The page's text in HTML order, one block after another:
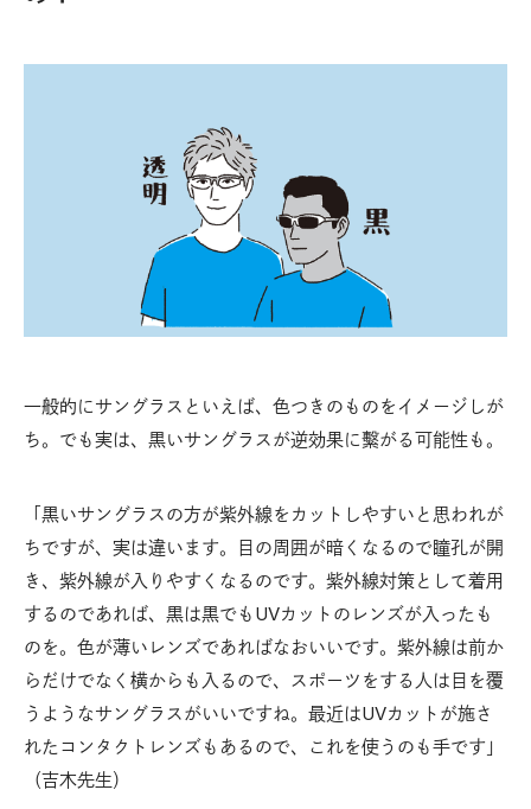
一般的にサングラスといえば、色つきのものをイメージしが
ち。でも実は、黒いサングラスが逆効果に繫がる可能性も。
「黒いサングラスの方が紫外線をカットしやすいと思われが
ちですが、実は違います。目の周囲が暗くなるので瞳孔が開
き、紫外線が入りやすくなるのです。紫外線対策として着用
するのであれば、黒は黒でもUVカットのレンズが入ったも
のを。色が薄いレンズであればなおいいです。紫外線は前か
らだけでなく横からも入るので、スポーツをする人は目を覆
うようなサングラスがいいですね。最近はUVカットが施さ
れたコンタクトレンズもあるので、これを使うのも手です」
（吉木先生）